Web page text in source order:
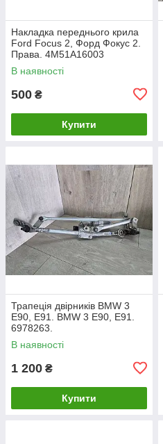
Накладка переднього крила
Ford Focus 2, Форд Фокус 2.
Права. 4M51A16003
В наявності
500 ₴
Купити
Трапеція двірників BMW 3
E90, E91. BMW 3 Е90, Е91.
6978263.
В наявності
1 200 ₴
Купити